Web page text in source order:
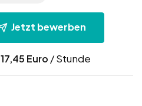
Jetzt bewerben
17,45 Euro / Stunde